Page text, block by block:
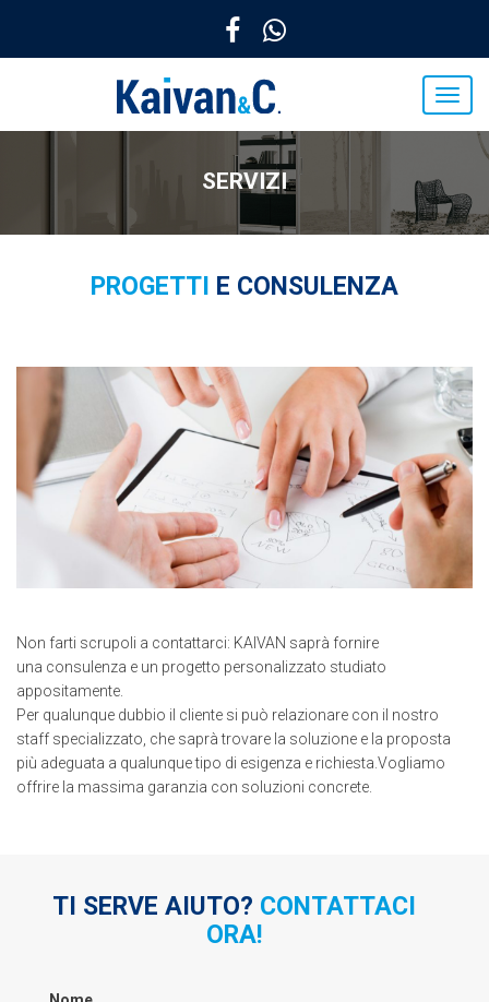
SERVIZI
PROGETTI E CONSULENZA
Non farti scrupoli a contattarci: KAIVAN saprà fornire
una consulenza e un progetto personalizzato studiato
appositamente.
Per qualunque dubbio il cliente si può relazionare con il nostro
staff specializzato, che saprà trovare la soluzione e la proposta
più adeguata a qualunque tipo di esigenza e richiesta.Vogliamo
offrire la massima garanzia con soluzioni concrete.
TI SERVE AIUTO? CONTATTACI
ORA!